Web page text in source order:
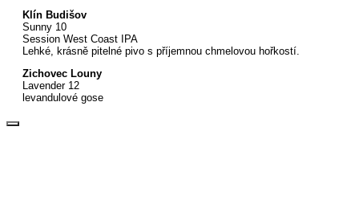
Klín Budišov
Sunny 10
Session West Coast IPA
Lehké, krásně pitelné pivo s příjemnou chmelovou hořkostí.
Zichovec Louny
Lavender 12
levandulové gose